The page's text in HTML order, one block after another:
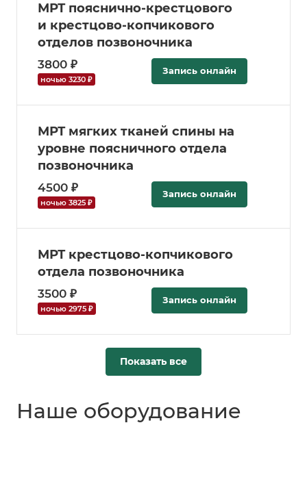
МРТ пояснично-крестцового
и крестцово-копчикового
отделов позвоночника
3800 ₽
ночью 3230 ₽
Запись онлайн
МРТ мягких тканей спины на
уровне поясничного отдела
позвоночника
4500 ₽
ночью 3825 ₽
Запись онлайн
МРТ крестцово-копчикового
отдела позвоночника
3500 ₽
ночью 2975 ₽
Запись онлайн
Показать все
Наше оборудование